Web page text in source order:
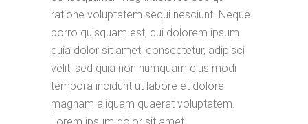
ratione voluptatem sequi nesciunt. Neque
porro quisquam est, qui dolorem ipsum
quia dolor sit amet, consectetur, adipisci
velit, sed quia non numquam eius modi
tempora incidunt ut labore et dolore
magnam aliquam quaerat voluptatem.